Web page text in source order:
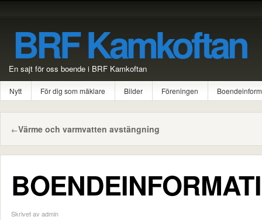
BRF Kamkoftan
En sajt för oss boende i BRF Kamkoftan
Nytt För dig som mäklare Bilder Föreningen
←Värme och varmvatten avstängning
Skrivet av admin